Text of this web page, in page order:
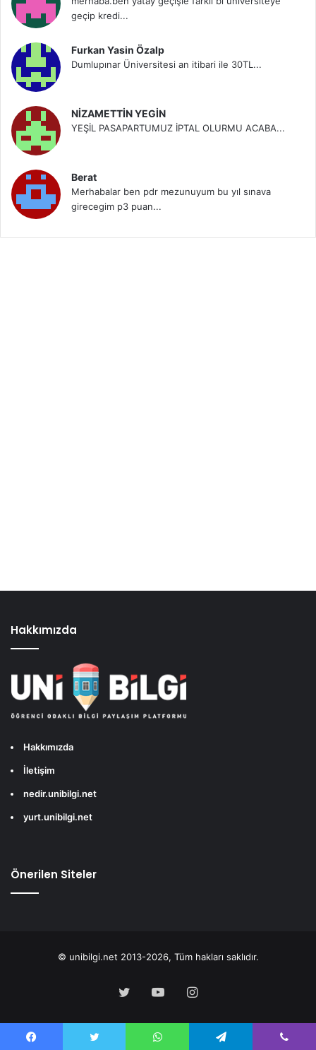
geçip kredi...
Furkan Yasin Özalp
Dumlupınar Üniversitesi an itibari ile 30TL...
NİZAMETTİN YEGİN
YEŞİL PASAPARTUMUZ İPTAL OLURMU ACABA...
Berat
Merhabalar ben pdr mezunuyum bu yıl sınava
girecegim p3 puan...
Hakkımızda
Hakkımızda
İletişim
nedir.unibilgi.net
yurt.unibilgi.net
Önerilen Siteler
© unibilgi.net 2013-2026, Tüm hakları saklıdır.
Twitter YouTubeInstagram